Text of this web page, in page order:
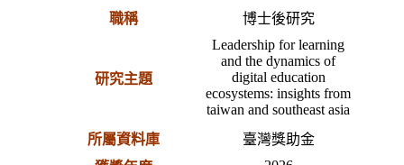
職稱
博士後研究
研究主題
Leadership for learning
and the dynamics of
digital education
ecosystems: insights from
taiwan and southeast asia
所屬資料庫
臺灣獎助金